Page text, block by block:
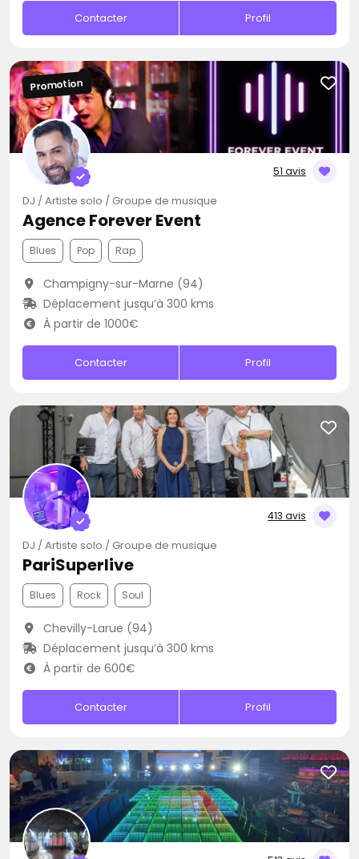
Contacter Profil
51 avis
Promotion
DJ / Artiste solo / Groupe de musique
Agence Forever Event
Blues Pop Rap
Champigny-sur-Marne (94)
Déplacement jusqu’à 300 kms
À partir de 1000€
Contacter Profil
413 avis
DJ / Artiste solo / Groupe de musique
PariSuperlive
Blues Rock Soul
Chevilly-Larue (94)
Déplacement jusqu’à 300 kms
À partir de 600€
Contacter Profil